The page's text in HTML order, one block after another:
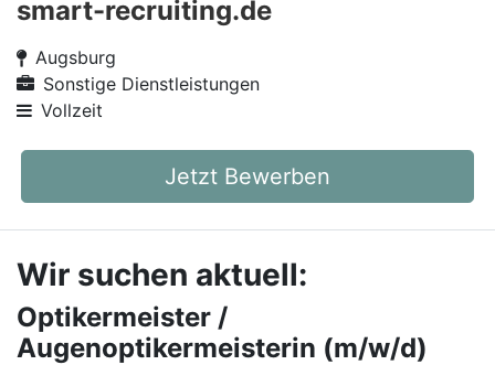
smart-recruiting.de
Augsburg
Sonstige Dienstleistungen
Vollzeit
Jetzt Bewerben
Wir suchen aktuell:
Optikermeister /
Augenoptikermeisterin (m/w/d)